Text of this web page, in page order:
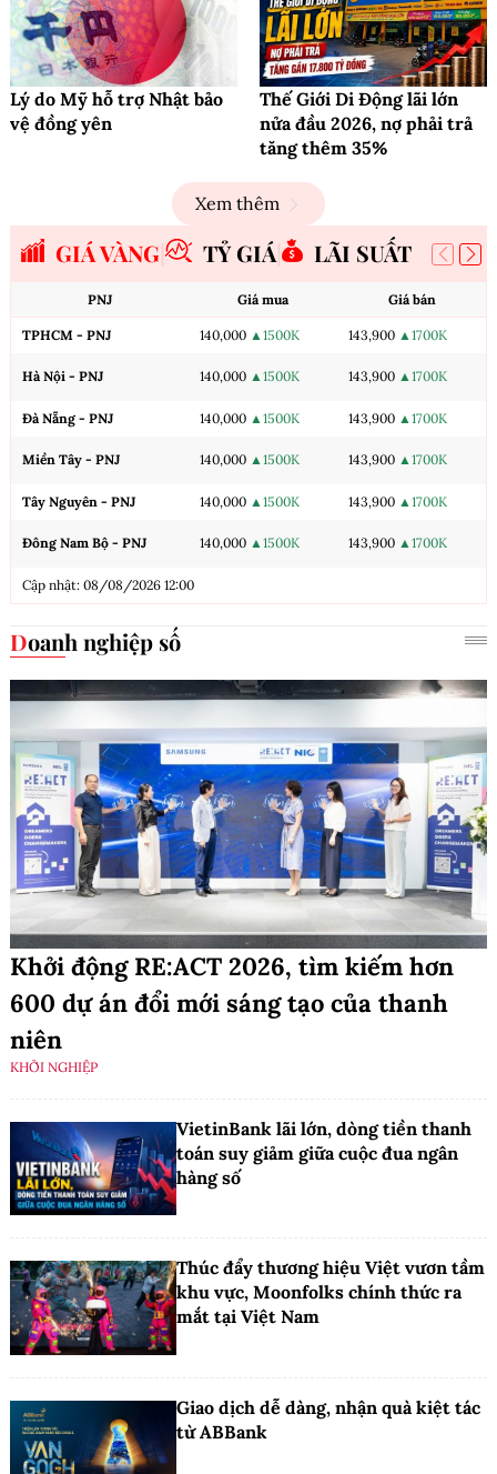
Lý do Mỹ hỗ trợ Nhật bảo
vệ đồng yên
Thế Giới Di Động lãi lớn
nửa đầu 2026, nợ phải trả
tăng thêm 35%
Xem thêm
GIÁ VÀNG TỶ GIÁ LÃI SUẤT
PNJ Giá mua Giá bán
TPHCM - PNJ 140,000 ▲1500K 143,900 ▲1700K
Hà Nội - PNJ 140,000 ▲1500K 143,900 ▲1700K
Đà Nẵng - PNJ 140,000 ▲1500K 143,900 ▲1700K
Miền Tây - PNJ 140,000 ▲1500K 143,900 ▲1700K
Tây Nguyên - PNJ 140,000 ▲1500K 143,900 ▲1700K
Đông Nam Bộ - PNJ 140,000 ▲1500K 143,900 ▲1700K
Cập nhật: 08/08/2026 12:00
Doanh nghiệp số
Khởi động RE:ACT 2026, tìm kiếm hơn
600 dự án đổi mới sáng tạo của thanh
niên
KHỞI NGHIỆP
VietinBank lãi lớn, dòng tiền thanh
toán suy giảm giữa cuộc đua ngân
hàng số
Thúc đẩy thương hiệu Việt vươn tầm
khu vực, Moonfolks chính thức ra
mắt tại Việt Nam
Giao dịch dễ dàng, nhận quà kiệt tác
từ ABBank